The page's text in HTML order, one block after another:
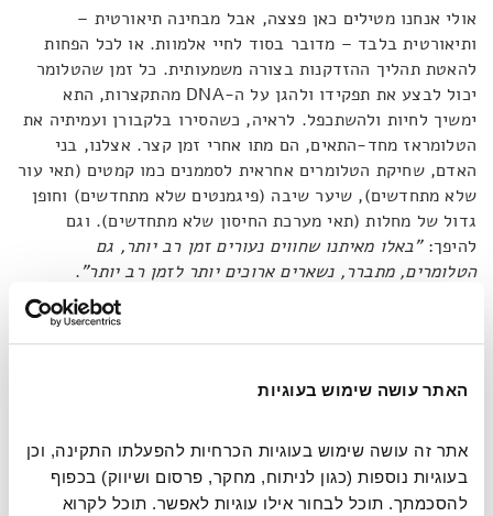
האתר עושה שימוש בעוגיות
אולי אנחנו מטילים כאן פצצה, אבל מבחינה תיאורטית –
ותיאורטית בלבד – מדובר בסוד לחיי אלמוות. או לכל הפחות
להאטת תהליך ההזדקנות בצורה משמעותית. כל זמן שהטלומר
יכול לבצע את תפקידו ולהגן על ה-DNA מהתקצרות, התא
ימשיך לחיות ולהשתכפל. לראיה, כשהסירו בלקבורן ועמיתיה את
הטלומראז מחד-התאים, הם מתו אחרי זמן קצר. אצלנו, בני
האדם, שחיקת הטלומרים אחראית לסממנים כמו קמטים (תאי עור
שלא מתחדשים), שיער שיבה (פיגמנטים שלא מתחדשים) וחופן
גדול של מחלות (תאי מערכת החיסון שלא מתחדשים). וגם
להיפך:"באלו מאיתנו שחווים נעורים זמן רב יותר, גם
הטלומרים, מתברר, נשארים ארוכים יותר לזמן רב יותר".
המסקנה המתבקשת היא – תנו לנו טלומראז, והרבה ממנו. או,
הגדול של הטלומראזים".אבל, אלא אם מסתירים מאיתנו משהו,
מדענים עדיין לא הצליחו להפוך אדם לבן אל-מוות. הסיפור לא